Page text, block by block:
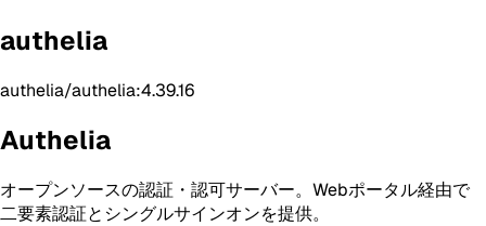
authelia
authelia/authelia:4.39.16
Authelia
オープンソースの認証・認可サーバー。Webポータル経由で
二要素認証とシングルサインオンを提供。